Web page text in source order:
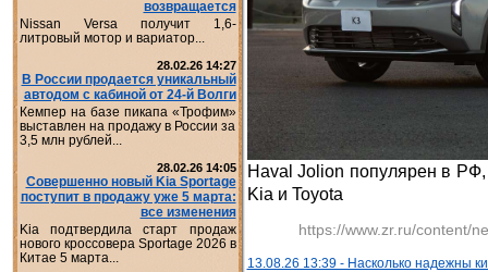
возвращается
Nissan Versa получит 1,6-
литровый мотор и вариатор...
28.02.26 14:27
В России продается уникальный
автодом с кабиной от 24-й Волги
Кемпер на базе пикапа «Трофим»
выставлен на продажу в России за
3,5 млн рублей...
28.02.26 14:05
Совершенно новый Kia Sportage
поступит в продажу уже 5 марта:
все изменения
Kia подтвердила старт продаж
нового кроссовера Sportage 2026 в
Китае 5 марта...
Haval Jolion популярен в
Kia и Toyota
https://www.zr.ru/content/
13.08.26 13:39 - Насколько надежны